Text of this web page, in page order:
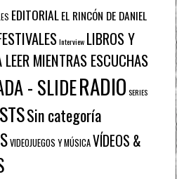
EDITORIALEL RINCÓN DE DANIEL
Interview LIBROS Y
LEER MIENTRAS ESCUCHAS
- SLIDERADIO SERIES
Sin categoría
VIDEOJUEGOS Y MÚSICAVÍDEOS &